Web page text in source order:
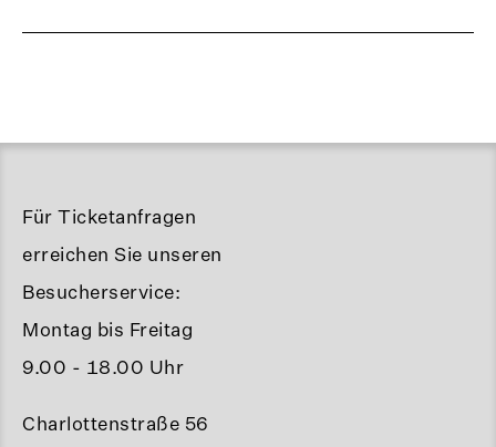
Für Ticketanfragen
erreichen Sie unseren
Besucherservice:
Montag bis Freitag
9.00 - 18.00 Uhr
Charlottenstraße 56